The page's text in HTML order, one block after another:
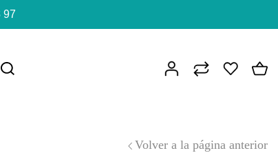
97
Volver a la página anterior